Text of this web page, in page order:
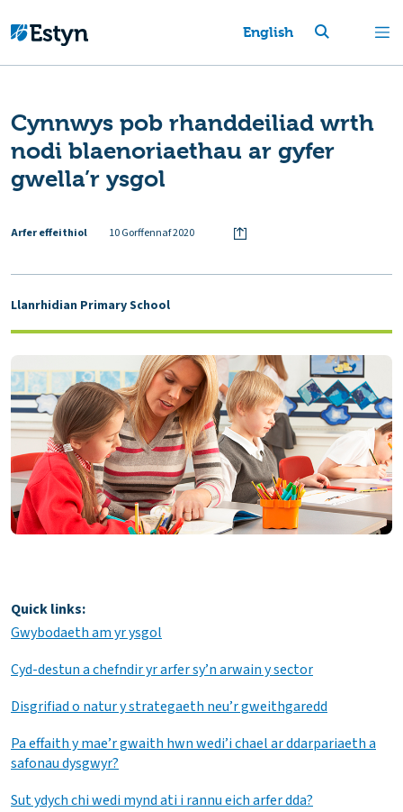
English
Cynnwys pob rhanddeiliad wrth
nodi blaenoriaethau ar gyfer
gwella’r ysgol
Arfer effeithiol 10 Gorffennaf 2020
Llanrhidian Primary School
Quick links:
Gwybodaeth am yr ysgol
Cyd-destun a chefndir yr arfer sy’n arwain y sector
Disgrifiad o natur y strategaeth neu’r gweithgaredd
Pa effaith y mae’r gwaith hwn wedi’i chael ar ddarpariaeth a
safonau dysgwyr?
Sut ydych chi wedi mynd ati i rannu eich arfer dda?